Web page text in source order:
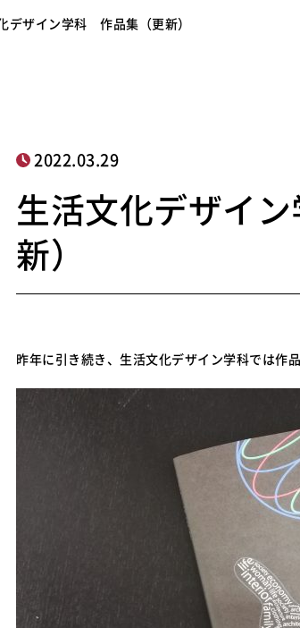
デザイン学科 作品集（更新）
2022.03.29
生活文化デザイ
新）
昨年に引き続き、生活文化デザイン学科では作